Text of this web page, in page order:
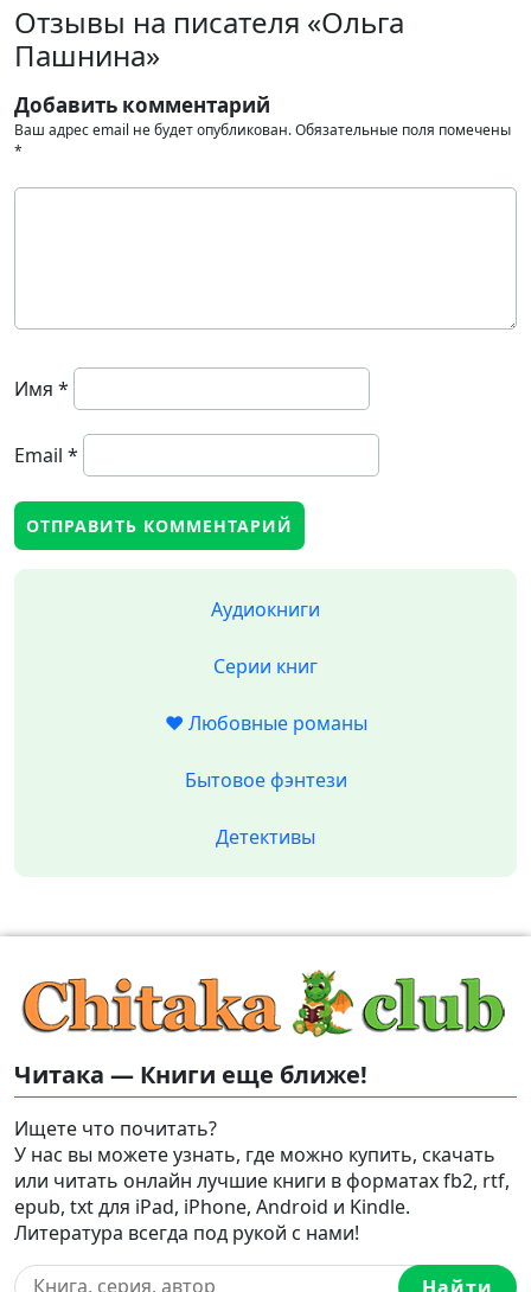
Отзывы на писателя «Ольга
Пашнина»
Добавить комментарий
Ваш адрес email не будет опубликован.Обязательные поля помечены
*
Имя *
Email *
Аудиокниги
Серии книг
❤️ Любовные романы
Бытовое фэнтези
Детективы
Читака — Книги еще ближе!
Ищете что почитать?
У нас вы можете узнать, где можно купить, скачать
или читать онлайн лучшие книги в форматах fb2, rtf,
epub, txt для iPad, iPhone, Android и Kindle.
Литература всегда под рукой с нами!